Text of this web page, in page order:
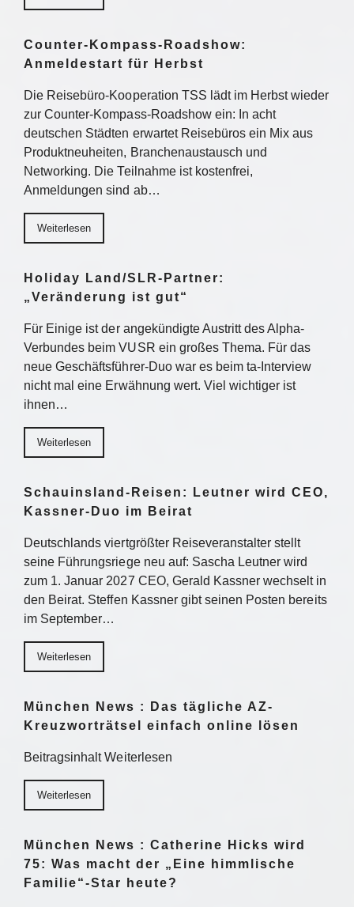
Counter-Kompass-Roadshow:
Anmeldestart für Herbst
Die Reisebüro-Kooperation TSS lädt im Herbst wieder
zur Counter-Kompass-Roadshow ein: In acht
deutschen Städten erwartet Reisebüros ein Mix aus
Produktneuheiten, Branchenaustausch und
Networking. Die Teilnahme ist kostenfrei,
Anmeldungen sind ab…
Weiterlesen
Holiday Land/SLR-Partner:
„Veränderung ist gut“
Für Einige ist der angekündigte Austritt des Alpha-
Verbundes beim VUSR ein großes Thema. Für das
neue Geschäftsführer-Duo war es beim ta-Interview
nicht mal eine Erwähnung wert. Viel wichtiger ist
ihnen…
Weiterlesen
Schauinsland-Reisen: Leutner wird CEO,
Kassner-Duo im Beirat
Deutschlands viertgrößter Reiseveranstalter stellt
seine Führungsriege neu auf: Sascha Leutner wird
zum 1. Januar 2027 CEO, Gerald Kassner wechselt in
den Beirat. Steffen Kassner gibt seinen Posten bereits
im September…
Weiterlesen
München News : Das tägliche AZ-
Kreuzworträtsel einfach online lösen
Beitragsinhalt Weiterlesen
Weiterlesen
München News : Catherine Hicks wird
75: Was macht der „Eine himmlische
Familie“-Star heute?